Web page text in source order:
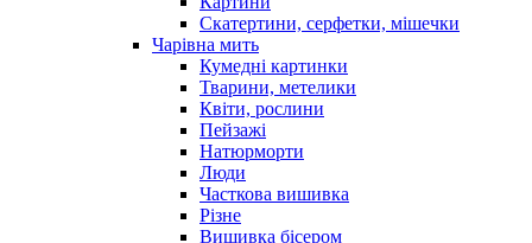
Скатертини, серфетки, мішечки
Чарiвна мить
Кумедні картинки
Тварини, метелики
Квіти, рослини
Пейзажі
Натюрморти
Люди
Часткова вишивка
Різне
Вишивка бісером